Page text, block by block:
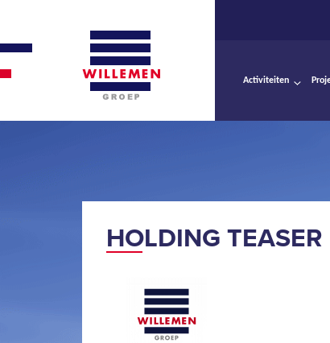
Activiteiten
HOLDING TEASER